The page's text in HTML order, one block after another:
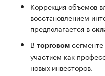
Коррекция объемов
восстановлением
предполагается в
В торговом сегменте
участием как
новых инвесторов.